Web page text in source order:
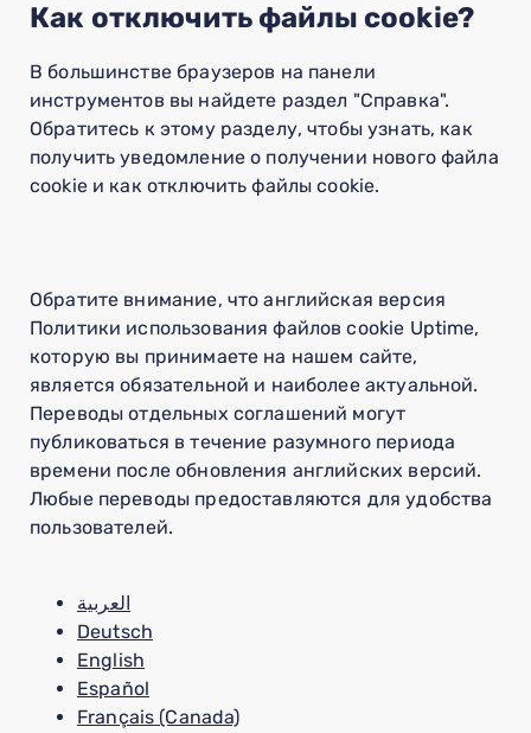
Как отключить файлы cookie?
В большинстве браузеров на панели
инструментов вы найдете раздел "Справка".
Обратитесь к этому разделу, чтобы узнать, как
получить уведомление о получении нового файла
cookie и как отключить файлы cookie.
Обратите внимание, что английская версия
Политики использования файлов cookie Uptime,
которую вы принимаете на нашем сайте,
является обязательной и наиболее актуальной.
Переводы отдельных соглашений могут
публиковаться в течение разумного периода
времени после обновления английских версий.
Любые переводы предоставляются для удобства
пользователей.
العربية
Deutsch
English
Español
Français (Canada)